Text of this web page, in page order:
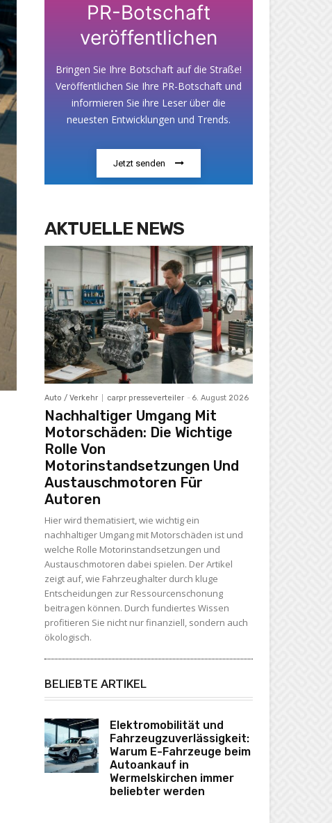
PR-Botschaft
veröffentlichen
Bringen Sie Ihre Botschaft auf die Straße!
Veröffentlichen Sie Ihre PR-Botschaft und
informieren Sie ihre Leser über die
neuesten Entwicklungen und Trends.
Jetzt senden
AKTUELLE NEWS
Auto / Verkehr carpr presseverteiler - 6. August 2026
Nachhaltiger Umgang Mit
Motorschäden: Die Wichtige
Rolle Von
Motorinstandsetzungen Und
Austauschmotoren Für
Autoren
Hier wird thematisiert, wie wichtig ein
nachhaltiger Umgang mit Motorschäden ist und
welche Rolle Motorinstandsetzungen und
Austauschmotoren dabei spielen. Der Artikel
zeigt auf, wie Fahrzeughalter durch kluge
Entscheidungen zur Ressourcenschonung
beitragen können. Durch fundiertes Wissen
profitieren Sie nicht nur finanziell, sondern auch
ökologisch.
BELIEBTE ARTIKEL
Elektromobilität und
Fahrzeugzuverlässigkeit:
Warum E-Fahrzeuge beim
Autoankauf in
Wermelskirchen immer
beliebter werden